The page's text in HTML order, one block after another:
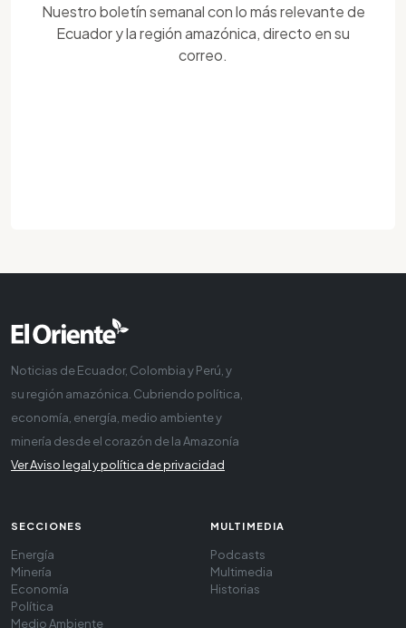
Nuestro boletín semanal con lo más relevante de
Ecuador y la región amazónica, directo en su
correo.
Noticias de Ecuador, Colombia y Perú, y
su región amazónica. Cubriendo política,
economía, energía, medio ambiente y
minería desde el corazón de la Amazonía
Ver Aviso legal y política de privacidad
SECCIONES
Energía
Minería
Economía
Política
Medio Ambiente
MULTIMEDIA
Podcasts
Multimedia
Historias